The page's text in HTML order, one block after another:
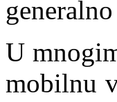
U
mobilnu